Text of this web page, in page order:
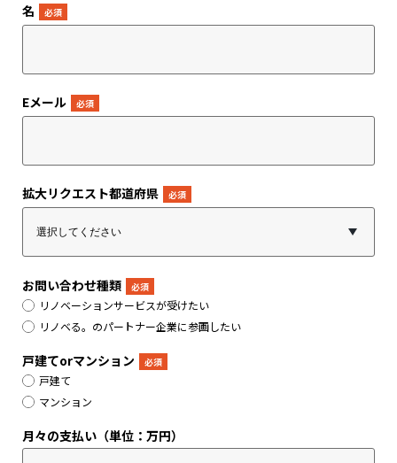
名
Eメール
拡大リクエスト都道府県
お問い合わせ種類
リノベーションサービスが受けたい
リノベる。のパートナー企業に参画したい
戸建てorマンション
戸建て
マンション
月々の支払い（単位：万円）